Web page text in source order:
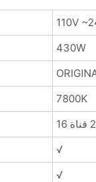
110V
430W
7800K
√
√